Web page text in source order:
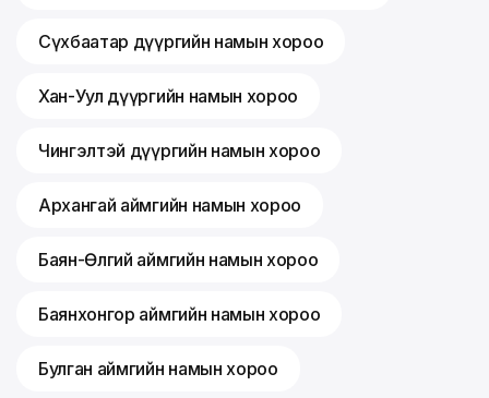
Сүхбаатар дүүргийн намын хороо
Хан-Уул дүүргийн намын хороо
Чингэлтэй дүүргийн намын хороо
Архангай аймгийн намын хороо
Баян-Өлгий аймгийн намын хороо
Баянхонгор аймгийн намын хороо
Булган аймгийн намын хороо